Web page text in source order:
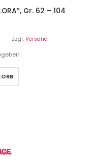
Gr. 62 – 104
zzgl. Versand